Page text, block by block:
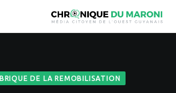
DE LA REMOBILISATION